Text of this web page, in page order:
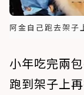
阿金自己跑去架子
小年吃完兩
跑到架子上